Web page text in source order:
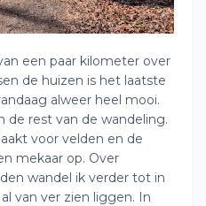
een paar kilometer over
de huizen is het laatste
alweer heel mooi.
de rest van de wandeling.
voor velden en de
mekaar op. Over
wandel ik verder tot in
van ver zien liggen. In